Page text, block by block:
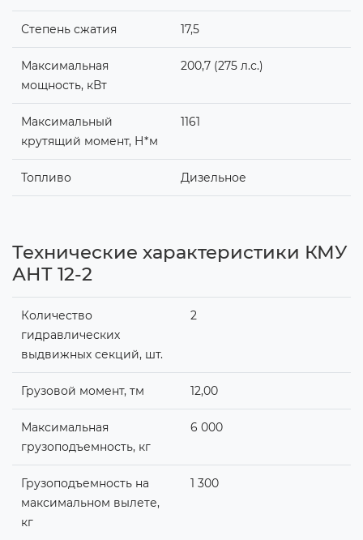
Степень сжатия 17,5
Максимальная
мощность, кВт
200,7 (275 л.с.)
Максимальный
крутящий момент, Н*м
1161
Топливо Дизельное
Технические характеристики КМУ
АНТ 12-2
Количество
гидравлических
выдвижных секций, шт.
2
Грузовой момент, тм 12,00
Максимальная
грузоподъемность, кг
6 000
Грузоподъемность на
максимальном вылете,
кг
1 300